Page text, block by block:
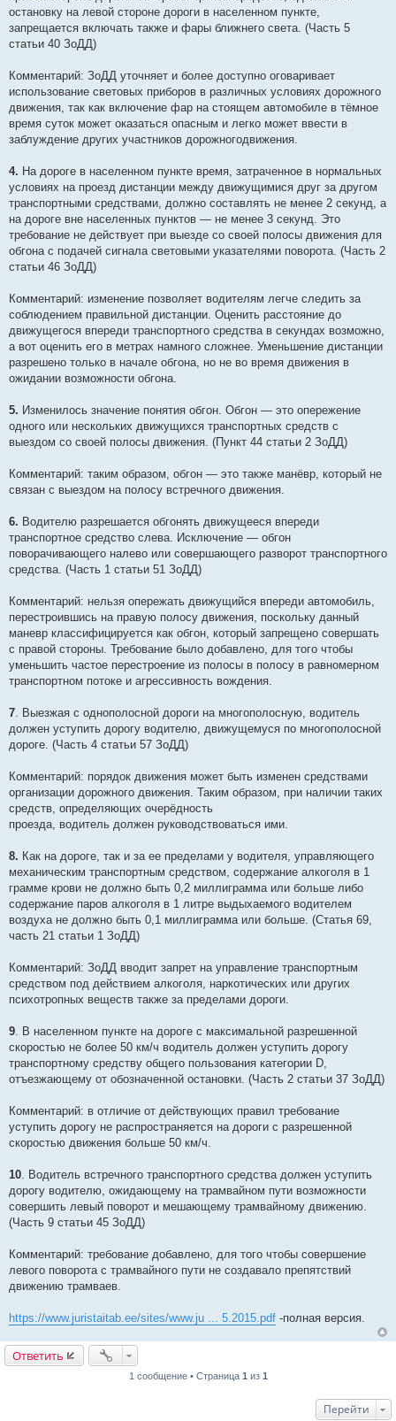
остановку на левой стороне дороги в населенном пункте,
запрещается включать также и фары ближнего света. (Часть 5
статьи 40 ЗоДД)
Комментарий: ЗоДД уточняет и более доступно оговаривает
использование световых приборов в различных условиях дорожного
движения, так как включение фар на стоящем автомобиле в тёмное
время суток может оказаться опасным и легко может ввести в
заблуждение других участников дорожногодвижения.
4. На дороге в населенном пункте время, затраченное в нормальных
условиях на проезд дистанции между движущимися друг за другом
транспортными средствами, должно составлять не менее 2 секунд, а
на дороге вне населенных пунктов — не менее 3 секунд. Это
требование не действует при выезде со своей полосы движения для
обгона с подачей сигнала световыми указателями поворота. (Часть 2
статьи 46 ЗоДД)
Комментарий: изменение позволяет водителям легче следить за
соблюдением правильной дистанции. Оценить расстояние до
движущегося впереди транспортного средства в секундах возможно,
а вот оценить его в метрах намного сложнее. Уменьшение дистанции
разрешено только в начале обгона, но не во время движения в
ожидании возможности обгона.
5. Изменилось значение понятия обгон. Обгон — это опережение
одного или нескольких движущихся транспортных средств с
выездом со своей полосы движения. (Пункт 44 статьи 2 ЗоДД)
Комментарий: таким образом, обгон — это также манёвр, который не
связан с выездом на полосу встречного движения.
6. Водителю разрешается обгонять движущееся впереди
транспортное средство слева. Исключение — обгон
поворачивающего налево или совершающего разворот транспортного
средства. (Часть 1 статьи 51 ЗоДД)
Комментарий: нельзя опережать движущийся впереди автомобиль,
перестроившись на правую полосу движения, поскольку данный
маневр классифицируется как обгон, который запрещено совершать
с правой стороны. Требование было добавлено, для того чтобы
уменьшить частое перестроение из полосы в полосу в равномерном
транспортном потоке и агрессивность вождения.
7. Выезжая с однополосной дороги на многополосную, водитель
должен уступить дорогу водителю, движущемуся по многополосной
дороге. (Часть 4 статьи 57 ЗоДД)
Комментарий: порядок движения может быть изменен средствами
организации дорожного движения. Таким образом, при наличии таких
средств, определяющих очерёдность
проезда, водитель должен руководствоваться ими.
8. Как на дороге, так и за ее пределами у водителя, управляющего
механическим транспортным средством, содержание алкоголя в 1
грамме крови не должно быть 0,2 миллиграмма или больше либо
содержание паров алкоголя в 1 литре выдыхаемого водителем
воздуха не должно быть 0,1 миллиграмма или больше. (Статья 69,
часть 21 статьи 1 ЗоДД)
Комментарий: ЗоДД вводит запрет на управление транспортным
средством под действием алкоголя, наркотических или других
психотропных веществ также за пределами дороги.
9. В населенном пункте на дороге с максимальной разрешенной
скоростью не более 50 км/ч водитель должен уступить дорогу
транспортному средству общего пользования категории D,
отъезжающему от обозначенной остановки. (Часть 2 статьи 37 ЗоДД)
Комментарий: в отличие от действующих правил требование
уступить дорогу не распространяется на дороги с разрешенной
скоростью движения больше 50 км/ч.
10. Водитель встречного транспортного средства должен уступить
дорогу водителю, ожидающему на трамвайном пути возможности
совершить левый поворот и мешающему трамвайному движению.
(Часть 9 статьи 45 ЗоДД)
Комментарий: требование добавлено, для того чтобы совершение
левого поворота с трамвайного пути не создавало препятствий
движению трамваев.
https://www.juristaitab.ee/sites/www.ju ... 5.2015.pdf -полная версия.
Ответить
1 сообщение • Страница 1 из 1
Перейти